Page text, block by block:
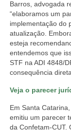
Barros, advogada
“elaboramos um
implementação do
atualização.
esteja
entendemos que
STF na ADI 4848/
consequência
Veja o parecer
Em Santa
emitiu um parecer
da Confetam-CUT.